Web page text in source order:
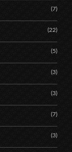
(7)
(22)
(5)
(3)
(3)
(7)
(3)